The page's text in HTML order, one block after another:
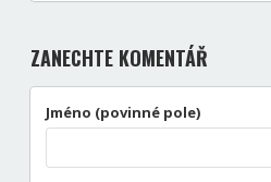
ZANECHTE KOMENTÁŘ
Jméno (povinné pole)